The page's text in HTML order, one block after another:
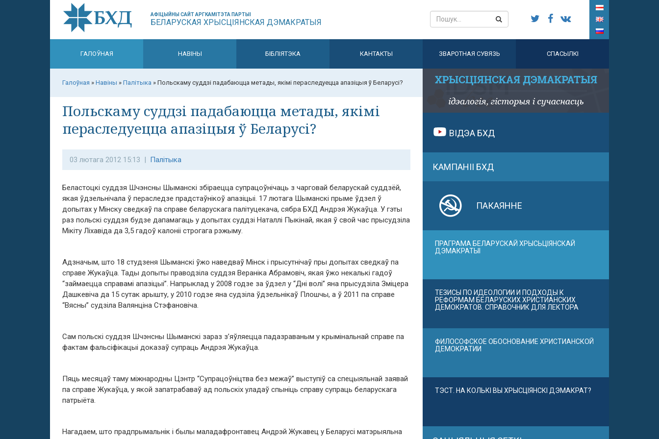
АФІЦЫЙНЫ САЙТ АРГКАМІТЭТА ПАРТЫІ
БЕЛАРУСКАЯ ХРЫСЦІЯНСКАЯ ДЭМАКРАТЫЯ
ГАЛОЎНАЯ НАВІНЫ БІБЛІЯТЭКА КАНТАКТЫ ЗВАРОТНАЯ СУВЯЗЬ СПАСЫЛКІ
Галоўная » Навіны » Палітыка » Польскаму суддзі падабаюцца метады, якімі пераследуецца апазіцыя ў Беларусі?
Польскаму суддзі падабаюцца метады, якімі
пераследуецца апазіцыя ў Беларусі?
03 лютага 2012 15:13 | Палітыка
Беластоцкі суддзя Шчэнсны Шыманскі збіраецца супрацоўнічаць з чарговай беларускай суддзёй,
якая ўдзельнічала ў пераследзе прадстаўнікоў апазіцыі. 17 лютага Шыманскі прыме ўдзел ў
допытах у Мінску сведкаў па справе беларускага палітуцекача, сябра БХД Андрэя Жукаўца. У гэты
раз польскі суддзя будзе дапамагаць у допытах суддзі Наталлі Пыкінай, якая ў свой час прысудзіла
Мікіту Ліхавіда да 3,5 гадоў калоніі строгага рэжыму.
Адзначым, што 18 студзеня Шыманскі ўжо наведваў Мінск і прысутнічаў пры допытах сведкаў па
справе Жукаўца. Тады допыты праводзіла суддзя Вераніка Абрамовіч, якая ўжо некалькі гадоў
“займаецца справамі апазіцыі”. Напрыклад у 2008 годзе за ўдзел у “Дні волі” яна прысудзіла Зміцера
Дашкевіча да 15 сутак арышту, у 2010 годзе яна судзіла ўдзельнікаў Плошчы, а ў 2011 па справе
“Вясны” судзіла Валянціна Стэфановіча.
Сам польскі суддзя Шчэнсны Шыманскі зараз з’яўляецца падазраваным у крымінальнай справе па
фактам фальсіфікацыі доказаў супраць Андрэя Жукаўца.
Пяць месяцаў таму міжнародны Цэнтр “Супрацоўніцтва без межаў” выступіў са спецыяльнай заявай
па справе Жукаўца, у якой запатрабаваў ад польскіх уладаў спыніць справу супраць беларускага
патрыёта.
Нагадаем, што прадпрымальнік і былы маладафронтавец Андрэй Жукавец у Беларусі матэрыяльна
ВІДЭА БХД
КАМПАНІІ БХД
ПАКАЯННЕ
ПРАГРАМА БЕЛАРУСКАЙ ХРЫСЬЦІЯНСКАЙ
ДЭМАКРАТЫІ
ТЕЗИСЫ ПО ИДЕОЛОГИИ И ПОДХОДЫ К
РЕФОРМАМ БЕЛАРУСКИХ ХРИСТИАНСКИХ
ДЕМОКРАТОВ. СПРАВОЧНИК ДЛЯ ЛЕКТОРА
ФИЛОСОФСКОЕ ОБОСНОВАНИЕ ХРИСТИАНСКОЙ
ДЕМОКРАТИИ
ТЭСТ. НА КОЛЬКІ ВЫ ХРЫСЦІЯНСКІ ДЭМАКРАТ?